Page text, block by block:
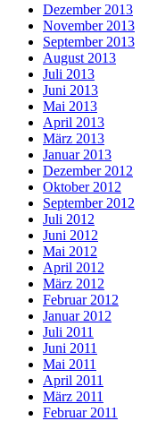
Dezember 2013
November 2013
September 2013
August 2013
Juli 2013
Juni 2013
Mai 2013
April 2013
März 2013
Januar 2013
Dezember 2012
Oktober 2012
September 2012
Juli 2012
Juni 2012
Mai 2012
April 2012
März 2012
Februar 2012
Januar 2012
Juli 2011
Juni 2011
Mai 2011
April 2011
März 2011
Februar 2011